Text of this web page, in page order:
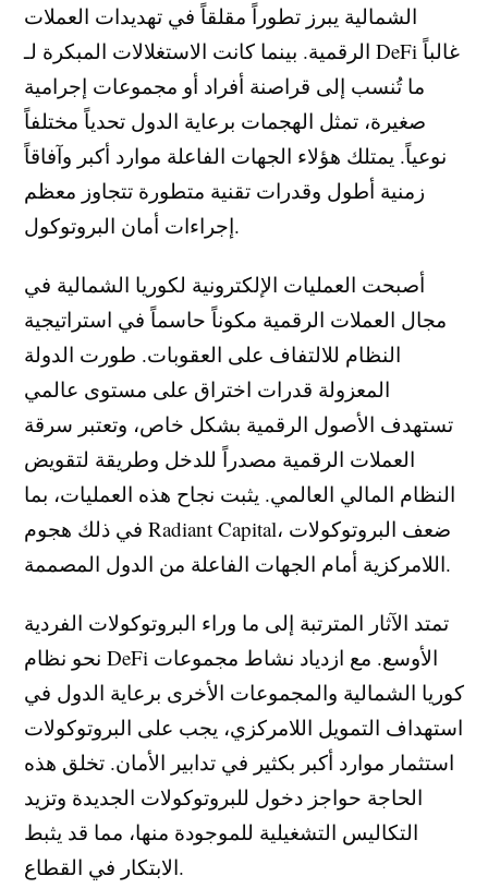
الشمالية يبرز تطوراً مقلقاً في تهديدات العملات
الرقمية. بينما كانت الاستغلالات المبكرة لـ DeFi غالباً
ما تُنسب إلى قراصنة أفراد أو مجموعات إجرامية
صغيرة، تمثل الهجمات برعاية الدول تحدياً مختلفاً
نوعياً. يمتلك هؤلاء الجهات الفاعلة موارد أكبر وآفاقاً
زمنية أطول وقدرات تقنية متطورة تتجاوز معظم
إجراءات أمان البروتوكول.
أصبحت العمليات الإلكترونية لكوريا الشمالية في
مجال العملات الرقمية مكوناً حاسماً في استراتيجية
النظام للالتفاف على العقوبات. طورت الدولة
المعزولة قدرات اختراق على مستوى عالمي
تستهدف الأصول الرقمية بشكل خاص، وتعتبر سرقة
العملات الرقمية مصدراً للدخل وطريقة لتقويض
النظام المالي العالمي. يثبت نجاح هذه العمليات، بما
في ذلك هجوم Radiant Capital، ضعف البروتوكولات
اللامركزية أمام الجهات الفاعلة من الدول المصممة.
تمتد الآثار المترتبة إلى ما وراء البروتوكولات الفردية
نحو نظام DeFi الأوسع. مع ازدياد نشاط مجموعات
كوريا الشمالية والمجموعات الأخرى برعاية الدول في
استهداف التمويل اللامركزي، يجب على البروتوكولات
استثمار موارد أكبر بكثير في تدابير الأمان. تخلق هذه
الحاجة حواجز دخول للبروتوكولات الجديدة وتزيد
التكاليس التشغيلية للموجودة منها، مما قد يثبط
الابتكار في القطاع.